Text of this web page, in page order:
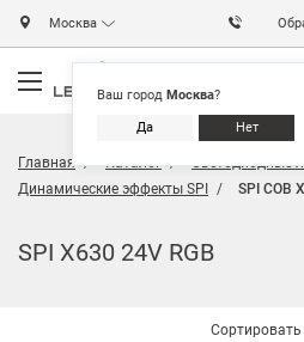
Москва
Ваш город Москва?
Да Нет
Главная Каталог
Светодиодные
Динамические эффекты SPI
SPI COB
SPI X630 24V RGB
Сортировать